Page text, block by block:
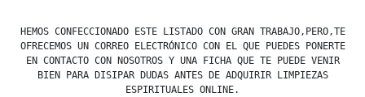
HEMOS CONFECCIONADO ESTE LISTADO CON GRAN TRABAJO,PERO,TE
OFRECEMOS UN CORREO ELECTRÓNICO CON EL QUE PUEDES PONERTE
EN CONTACTO CON NOSOTROS Y UNA FICHA QUE TE PUEDE VENIR
BIEN PARA DISIPAR DUDAS ANTES DE ADQUIRIR LIMPIEZAS
ESPIRITUALES ONLINE.